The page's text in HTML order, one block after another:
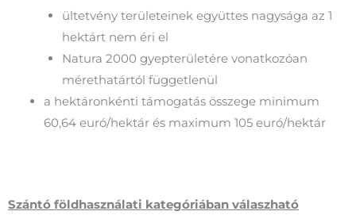
ültetvény területeinek együttes nagysága az 1
hektárt nem éri el
Natura 2000 gyepterületére vonatkozóan
mérethatártól függetlenül
a hektáronkénti támogatás összege minimum
60,64 euró/hektár és maximum 105 euró/hektár
Szántó földhasználati kategóriában válaszható